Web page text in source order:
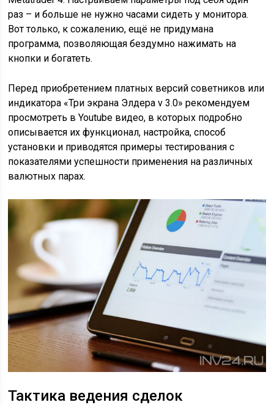
раз – и больше не нужно часами сидеть у монитора.
Вот только, к сожалению, ещё не придумана
программа, позволяющая бездумно нажимать на
кнопки и богатеть.
Перед приобретением платных версий советников или
индикатора «Три экрана Элдера v 3.0» рекомендуем
просмотреть в Youtube видео, в которых подробно
описывается их функционал, настройка, способ
установки и приводятся примеры тестирования с
показателями успешности применения на различных
валютных парах.
Тактика ведения сделок